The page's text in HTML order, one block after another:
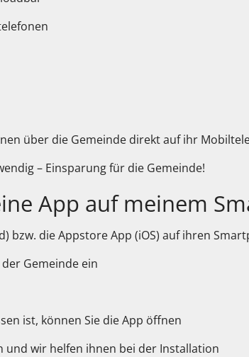
über die Gemeinde direkt auf ihr
– Einsparung für die Gemeinde!
App auf meinem
bzw. die Appstore App (iOS) auf ihren
Gemeinde ein
ist, können Sie die App öffnen
und wir helfen ihnen bei der Installation